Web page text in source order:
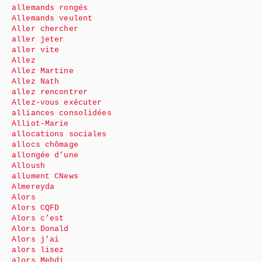
allemands rongés
Allemands veulent
Aller chercher
aller jeter
aller vite
Allez
Allez Martine
Allez Nath
allez rencontrer
Allez-vous exécuter
alliances consolidées
Alliot-Marie
allocations sociales
allocs chômage
allongée d’une
Alloush
allument CNews
Almereyda
Alors
Alors CQFD
Alors c’est
Alors Donald
Alors j’ai
alors lisez